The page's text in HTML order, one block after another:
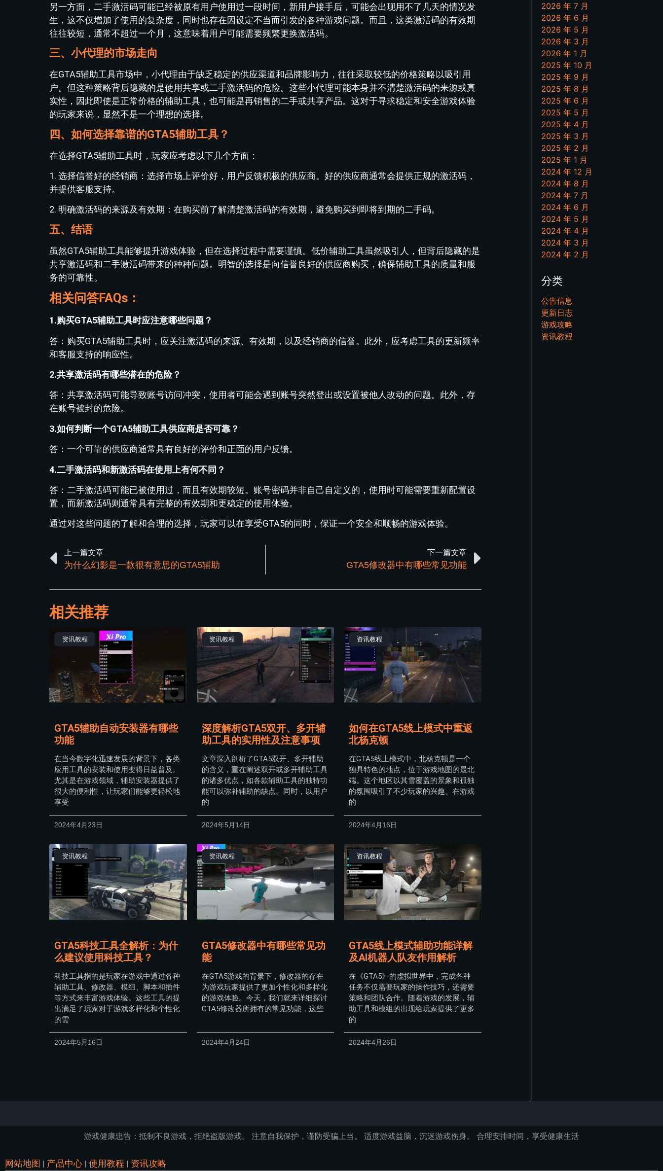
另一方面，二手激活码可能已经被原有用户使用过一段时间，新用户接手后，可能会出现用不了几天的情况发
生，这不仅增加了使用的复杂度，同时也存在因设定不当而引发的各种游戏问题。而且，这类激活码的有效期
往往较短，通常不超过一个月，这意味着用户可能需要频繁更换激活码。
三、小代理的市场走向
在GTA5辅助工具市场中，小代理由于缺乏稳定的供应渠道和品牌影响力，往往采取较低的价格策略以吸引用
户。但这种策略背后隐藏的是使用共享或二手激活码的危险。这些小代理可能本身并不清楚激活码的来源或真
实性，因此即使是正常价格的辅助工具，也可能是再销售的二手或共享产品。这对于寻求稳定和安全游戏体验
的玩家来说，显然不是一个理想的选择。
四、如何选择靠谱的GTA5辅助工具？
在选择GTA5辅助工具时，玩家应考虑以下几个方面：
1. 选择信誉好的经销商：选择市场上评价好，用户反馈积极的供应商。好的供应商通常会提供正规的激活码，
并提供客服支持。
2. 明确激活码的来源及有效期：在购买前了解清楚激活码的有效期，避免购买到即将到期的二手码。
五、结语
虽然GTA5辅助工具能够提升游戏体验，但在选择过程中需要谨慎。低价辅助工具虽然吸引人，但背后隐藏的是
共享激活码和二手激活码带来的种种问题。明智的选择是向信誉良好的供应商购买，确保辅助工具的质量和服
务的可靠性。
相关问答FAQs：
1.购买GTA5辅助工具时应注意哪些问题？
答：购买GTA5辅助工具时，应关注激活码的来源、有效期，以及经销商的信誉。此外，应考虑工具的更新频率
和客服支持的响应性。
2.共享激活码有哪些潜在的危险？
答：共享激活码可能导致账号访问冲突，使用者可能会遇到账号突然登出或设置被他人改动的问题。此外，存
在账号被封的危险。
3.如何判断一个GTA5辅助工具供应商是否可靠？
答：一个可靠的供应商通常具有良好的评价和正面的用户反馈。
4.二手激活码和新激活码在使用上有何不同？
答：二手激活码可能已被使用过，而且有效期较短。账号密码并非自己自定义的，使用时可能需要重新配置设
置，而新激活码则通常具有完整的有效期和更稳定的使用体验。
通过对这些问题的了解和合理的选择，玩家可以在享受GTA5的同时，保证一个安全和顺畅的游戏体验。
上一篇文章
为什么幻影是一款很有意思的GTA5辅助
下一篇文章
GTA5修改器中有哪些常见功能
相关推荐
资讯教程
GTA5辅助自动安装器有哪些
功能
在当今数字化迅速发展的背景下，各类
应用工具的安装和使用变得日益普及。
尤其是在游戏领域，辅助安装器提供了
很大的便利性，让玩家们能够更轻松地
享受
2024年4月23日
资讯教程
深度解析GTA5双开、多开辅
助工具的实用性及注意事项
文章深入剖析了GTA5双开、多开辅助
的含义，重在阐述双开或多开辅助工具
的诸多优点，如各款辅助工具的独特功
能可以弥补辅助的缺点。同时，以用户
的
2024年5月14日
资讯教程
如何在GTA5线上模式中重返
北杨克顿
在GTA5线上模式中，北杨克顿是一个
独具特色的地点，位于游戏地图的最北
端。这个地区以其雪覆盖的景象和孤独
的氛围吸引了不少玩家的兴趣。在游戏
的
2024年4月16日
资讯教程
GTA5科技工具全解析：为什
么建议使用科技工具？
科技工具指的是玩家在游戏中通过各种
辅助工具、修改器、模组、脚本和插件
等方式来丰富游戏体验。这些工具的提
出满足了玩家对于游戏多样化和个性化
的需
2024年5月16日
资讯教程
GTA5修改器中有哪些常见功
能
在GTA5游戏的背景下，修改器的存在
为游戏玩家提供了更加个性化和多样化
的游戏体验。今天，我们就来详细探讨
GTA5修改器所拥有的常见功能，这些
2024年4月24日
资讯教程
GTA5线上模式辅助功能详解
及AI机器人队友作用解析
在《GTA5》的虚拟世界中，完成各种
任务不仅需要玩家的操作技巧，还需要
策略和团队合作。随着游戏的发展，辅
助工具和模组的出现给玩家提供了更多
的
2024年4月26日
2026 年 7 月
2026 年 6 月
2026 年 5 月
2026 年 3 月
2026 年 1 月
2025 年 10 月
2025 年 9 月
2025 年 8 月
2025 年 6 月
2025 年 5 月
2025 年 4 月
2025 年 3 月
2025 年 2 月
2025 年 1 月
2024 年 12 月
2024 年 8 月
2024 年 7 月
2024 年 6 月
2024 年 5 月
2024 年 4 月
2024 年 3 月
2024 年 2 月
分类
公告信息
更新日志
游戏攻略
资讯教程
游戏健康忠告：抵制不良游戏，拒绝盗版游戏。 注意自我保护，谨防受骗上当。 适度游戏益脑，沉迷游戏伤身。 合理安排时间，享受健康生活
网站地图 | 产品中心 | 使用教程 | 资讯攻略